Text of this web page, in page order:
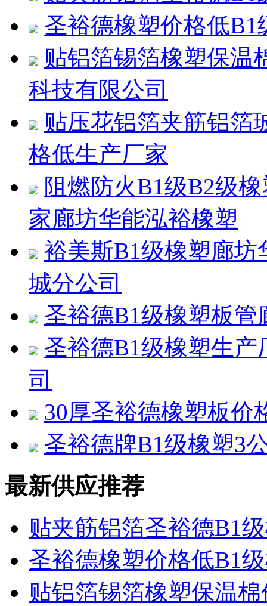
圣裕德橡塑价格低
贴铝箔锡箔橡塑保温
科技有限公司
贴压花铝箔夹筋铝箔
格低生产厂家
阻燃防火B1级B2级
家廊坊华能泓裕橡塑
裕美斯B1级橡塑廊
城分公司
圣裕德B1级橡塑板
圣裕德B1级橡塑生
司
30厚圣裕德橡塑板价
圣裕德牌B1级橡塑3
最新供应推荐
贴夹筋铝箔圣裕德B1
圣裕德橡塑价格低B1
贴铝箔锡箔橡塑保温